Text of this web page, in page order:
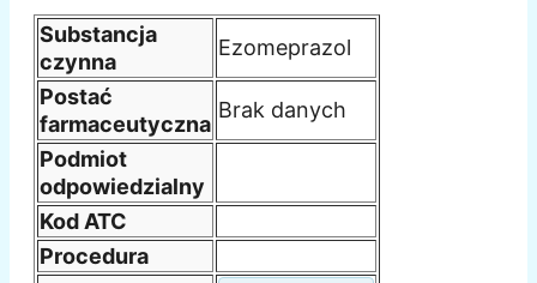
Substancja
czynna
Ezomeprazol
Postać
farmaceutyczna
Brak danych
Podmiot
odpowiedzialny
Kod ATC
Procedura